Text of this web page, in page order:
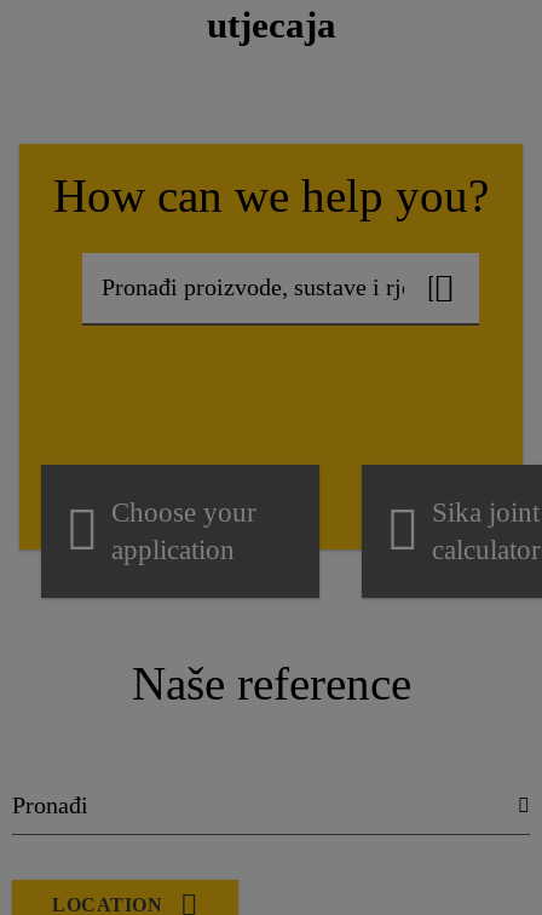
utjecaja
How can we help you?
Choose your
application
Sika joint
Naše reference
LOCATION